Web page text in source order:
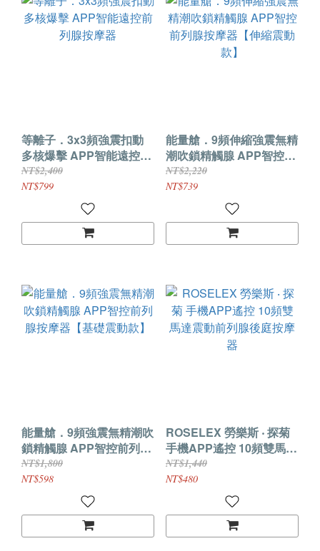
等離子．3x3頻強震扣動
多核爆擊 APP智能遠控前
列腺按摩器
NT$2,400
NT$799
能量艙．9頻伸縮強震無精
潮吹鎖精觸腺 APP智控前
列腺按摩器【伸縮震動
款】
NT$2,220
NT$739
能量艙．9頻強震無精潮吹
鎖精觸腺 APP智控前列腺
按摩器【基礎震動款】
NT$1,800
NT$598
ROSELEX 勞樂斯 ‧ 探菊
手機APP遙控 10頻雙馬達
震動前列腺後庭按摩器
NT$1,440
NT$480